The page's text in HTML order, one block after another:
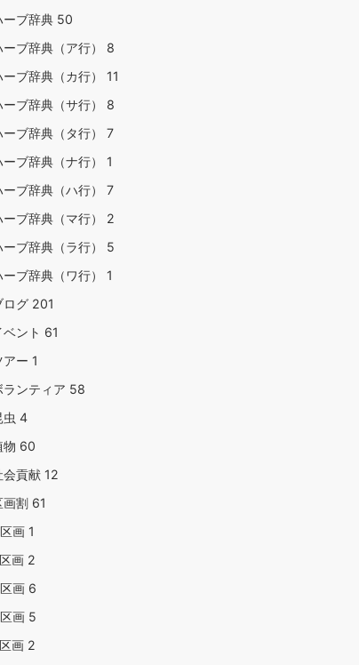
ーブ辞典 50
ーブ辞典（ア行） 8
ーブ辞典（カ行） 11
ーブ辞典（サ行） 8
ーブ辞典（タ行） 7
ーブ辞典（ナ行） 1
ーブ辞典（ハ行） 7
ーブ辞典（マ行） 2
ーブ辞典（ラ行） 5
ーブ辞典（ワ行） 1
ログ 201
ベント 61
アー 1
ランティア 58
虫 4
物 60
会貢献 12
画割 61
画 1
画 2
画 6
画 5
画 2